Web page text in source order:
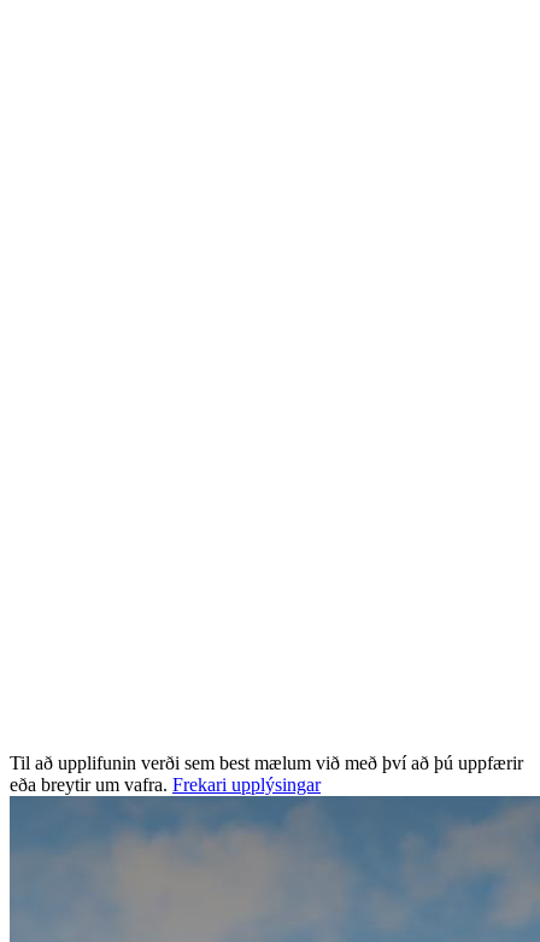
Til að upplifunin verði sem best mælum við með því að þú uppfærir
eða breytir um vafra. Frekari upplýsingar